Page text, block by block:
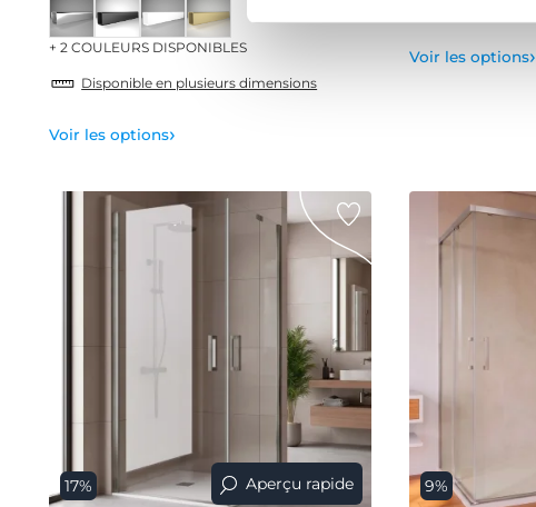
+ 2 COULEURS DISPONIBLES
Disponible en plusieurs dimensions
Voir les options›
Voir les options›
17% Aperçu rapide 9%